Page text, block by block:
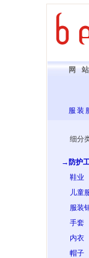
网
服装
细分
→防护
鞋业
儿童
服装
手套
内衣
帽子